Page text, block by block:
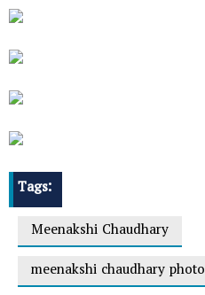
Tags:
Meenakshi Chaudhary
meenakshi chaudhary